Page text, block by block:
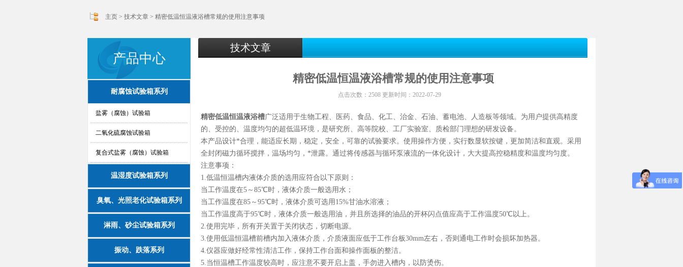
主页 > 技术文章 > 精密低温恒温液浴槽常规的使用注意事项
产品中心
耐腐蚀试验箱系列
盐雾（腐蚀）试验箱
二氧化硫腐蚀试验箱
复合式盐雾（腐蚀）试验箱
温湿度试验箱系列
臭氧、光照老化试验箱系列
淋雨、砂尘试验箱系列
振动、跌落系列
技术文章
精密低温恒温液浴槽常规的使用注意事项
点击次数：2508 更新时间：2022-07-29
精密低温恒温液浴槽广泛适用于生物工程、医药、食品、化工、治金、石油、蓄电池、人造板等领域。为用户提供高精度
的、受控的、温度均匀的超低温环境，是研究所、高等院校、工厂实验室、质检部门理想的研发设备。
本产品设计*合理，能适应长期，稳定，安全，可靠的试验要求。使用操作方便，实行数显软按键，更加简洁和直观。采用
全封闭磁力循环搅拌，温场均匀，*泄露。通过将传感器与循环泵液流的一体化设计，大大提高控稳精度和温度均匀度。
注意事项：
1.低温恒温槽内液体介质的选用应符合以下原则：
当工作温度在5～85℃时，液体介质一般选用水；
当工作温度在85～95℃时，液体介质可选用15%甘油水溶液；
当工作温度高于95℃时，液体介质一般选用油，并且所选择的油品的开杯闪点值应高于工作温度50℃以上。
2.使用完毕，所有开关置于关闭状态，切断电源。
3.使用低温恒温槽前槽内加入液体介质，介质液面应低于工作台板30mm左右，否则通电工作时会损坏加热器。
4.仪器应做好经常性清洁工作，保持工作台面和操作面板的整洁。
5.当恒温槽工作温度较高时，应注意不要开启上盖，手勿进入槽内，以防烫伤。